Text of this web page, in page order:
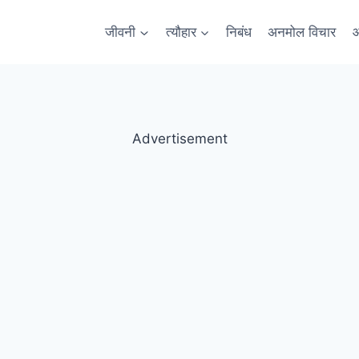
जीवनी त्यौहार निबंध अनमोल विचार
Advertisement